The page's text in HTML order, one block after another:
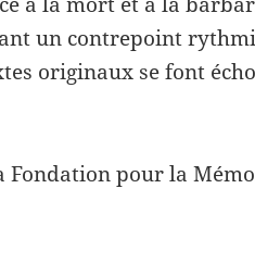
un contrepoint
originaux se font
Fondation pour la